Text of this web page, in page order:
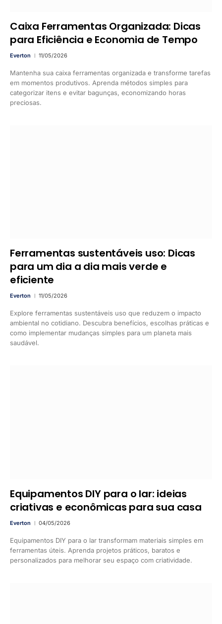
Caixa Ferramentas Organizada: Dicas
para Eficiência e Economia de Tempo
Everton 11/05/2026
Mantenha sua caixa ferramentas organizada e transforme tarefas
em momentos produtivos. Aprenda métodos simples para
categorizar itens e evitar bagunças, economizando horas
preciosas.
Ferramentas sustentáveis uso: Dicas
para um dia a dia mais verde e
eficiente
Everton 11/05/2026
Explore ferramentas sustentáveis uso que reduzem o impacto
ambiental no cotidiano. Descubra benefícios, escolhas práticas e
como implementar mudanças simples para um planeta mais
saudável.
Equipamentos DIY para o lar: ideias
criativas e econômicas para sua casa
Everton 04/05/2026
Equipamentos DIY para o lar transformam materiais simples em
ferramentas úteis. Aprenda projetos práticos, baratos e
personalizados para melhorar seu espaço com criatividade.